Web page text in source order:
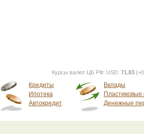
Курсы валют ЦБ РФ: USD: 71.83
Кредиты
Ипотека
Автокредит
Вклады
Пластиковые
Денежные